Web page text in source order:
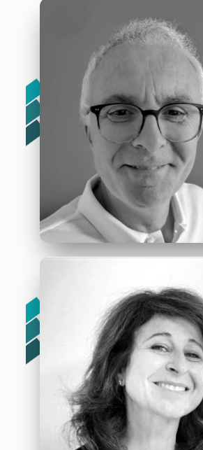
Stéphane Rumpler
« Art, bien-être et culture au cœur du soin »